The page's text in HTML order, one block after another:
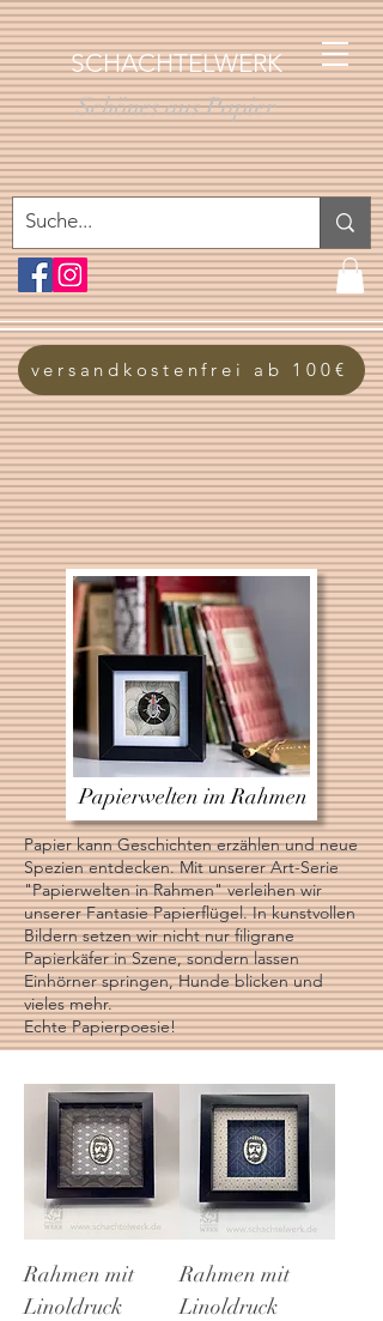
SCHACHTELWERK
Schönes aus Papier
versandkostenfrei ab 100€
Papierwelten im Rahmen
Papier kann Geschichten erzählen und neue
Spezien entdecken. Mit unserer Art-Serie
"Papierwelten in Rahmen" verleihen wir
unserer Fantasie Papierflügel. In kunstvollen
Bildern setzen wir nicht nur filigrane
Papierkäfer in Szene, sondern lassen
Einhörner springen, Hunde blicken und
vieles mehr.
Echte Papierpoesie!
Rahmen mit
Linoldruck
Rahmen mit
Linoldruck